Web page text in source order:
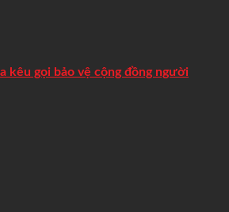
kêu gọi bảo vệ cộng đồng người